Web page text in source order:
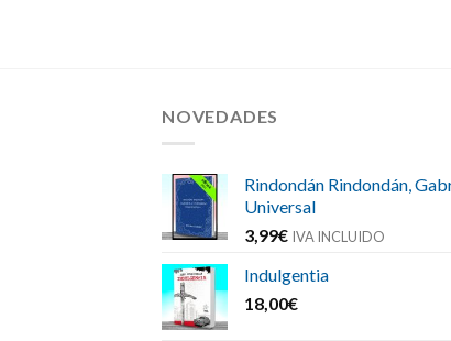
NOVEDADES
Rindondán Rindondán,
Universal
3,99€ IVA INCLUIDO
Indulgentia
18,00€